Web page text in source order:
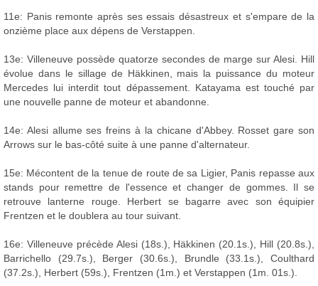
11e: Panis remonte après ses essais désastreux et s'empare de la
onzième place aux dépens de Verstappen.
13e: Villeneuve possède quatorze secondes de marge sur Alesi. Hill
évolue dans le sillage de Häkkinen, mais la puissance du moteur
Mercedes lui interdit tout dépassement. Katayama est touché par
une nouvelle panne de moteur et abandonne.
14e: Alesi allume ses freins à la chicane d'Abbey. Rosset gare son
Arrows sur le bas-côté suite à une panne d'alternateur.
15e: Mécontent de la tenue de route de sa Ligier, Panis repasse aux
stands pour remettre de l'essence et changer de gommes. Il se
retrouve lanterne rouge. Herbert se bagarre avec son équipier
Frentzen et le doublera au tour suivant.
16e: Villeneuve précède Alesi (18s.), Häkkinen (20.1s.), Hill (20.8s.),
Barrichello (29.7s.), Berger (30.6s.), Brundle (33.1s.), Coulthard
(37.2s.), Herbert (59s.), Frentzen (1m.) et Verstappen (1m. 01s.).